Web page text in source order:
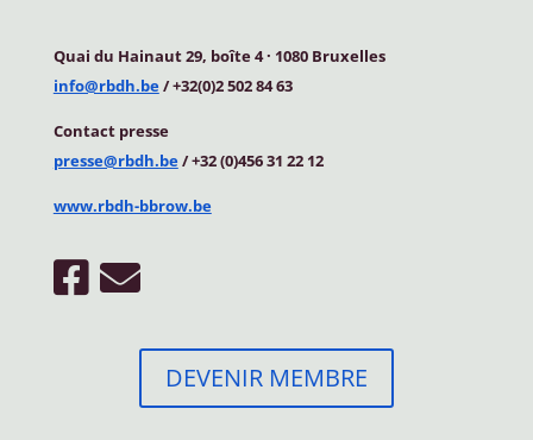
Quai du Hainaut 29, boîte 4· 1080 Bruxelles
info@rbdh.be/ +32(0)2 502 84 63
Contact presse
presse@rbdh.be/ +32 (0)456 31 22 12
www.rbdh-bbrow.be
DEVENIR MEMBRE